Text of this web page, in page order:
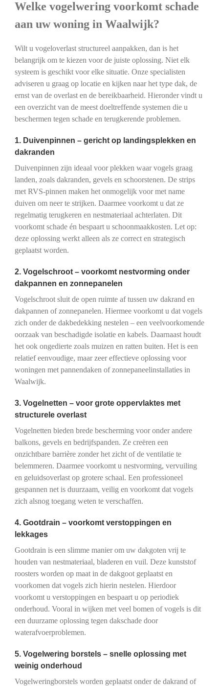
Welke vogelwering voorkomt schade
aan uw woning in Waalwijk?
Wilt u vogeloverlast structureel aanpakken, dan is het
belangrijk om te kiezen voor de juiste oplossing. Niet elk
systeem is geschikt voor elke situatie. Onze specialisten
adviseren u graag op locatie en kijken naar het type dak, de
ernst van de overlast en de bereikbaarheid. Hieronder vindt u
een overzicht van de meest doeltreffende systemen die u
beschermen tegen schade en terugkerende problemen.
1. Duivenpinnen – gericht op landingsplekken en
dakranden
Duivenpinnen zijn ideaal voor plekken waar vogels graag
landen, zoals dakranden, gevels en schoorstenen. De strips
met RVS-pinnen maken het onmogelijk voor met name
duiven om neer te strijken. Daarmee voorkomt u dat ze
regelmatig terugkeren en nestmateriaal achterlaten. Dit
voorkomt schade én bespaart u schoonmaakkosten. Let op:
deze oplossing werkt alleen als ze correct en strategisch
geplaatst worden.
2. Vogelschroot – voorkomt nestvorming onder
dakpannen en zonnepanelen
Vogelschroot sluit de open ruimte af tussen uw dakrand en
dakpannen of zonnepanelen. Hiermee voorkomt u dat vogels
zich onder de dakbedekking nestelen – een veelvoorkomende
oorzaak van beschadigde isolatie en kabels. Daarnaast houdt
het ook ongedierte zoals muizen en ratten buiten. Het is een
relatief eenvoudige, maar zeer effectieve oplossing voor
woningen met pannendaken of zonnepaneelinstallaties in
Waalwijk.
3. Vogelnetten – voor grote oppervlaktes met
structurele overlast
Vogelnetten bieden brede bescherming voor onder andere
balkons, gevels en bedrijfspanden. Ze creëren een
onzichtbare barrière zonder het zicht of de ventilatie te
belemmeren. Daarmee voorkomt u nestvorming, vervuiling
en geluidsoverlast op grotere schaal. Een professioneel
gespannen net is duurzaam, veilig en voorkomt dat vogels
zich alsnog toegang weten te verschaffen.
4. Gootdrain – voorkomt verstoppingen en
lekkages
Gootdrain is een slimme manier om uw dakgoten vrij te
houden van nestmateriaal, bladeren en vuil. Deze kunststof
roosters worden op maat in de dakgoot geplaatst en
voorkomen dat vogels zich hierin nestelen. Hierdoor
voorkomt u verstoppingen en bespaart u op periodiek
onderhoud. Vooral in wijken met veel bomen of vogels is dit
een duurzame oplossing tegen dakschade door
waterafvoerproblemen.
5. Vogelwering borstels – snelle oplossing met
weinig onderhoud
Vogelweringborstels worden geplaatst onder de dakrand of